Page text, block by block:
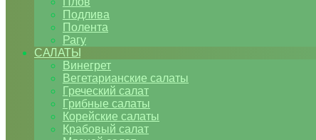
Подлива
Полента
Рагу
САЛАТЫ
Винегрет
Вегетарианские салаты
Греческий салат
Грибные салаты
Корейские салаты
Крабовый салат